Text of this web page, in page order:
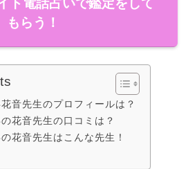
ト電話占いで鑑定をして
もらう！
音先生のプロフィールは？
花音先生の口コミは？
花音先生はこんな先生！